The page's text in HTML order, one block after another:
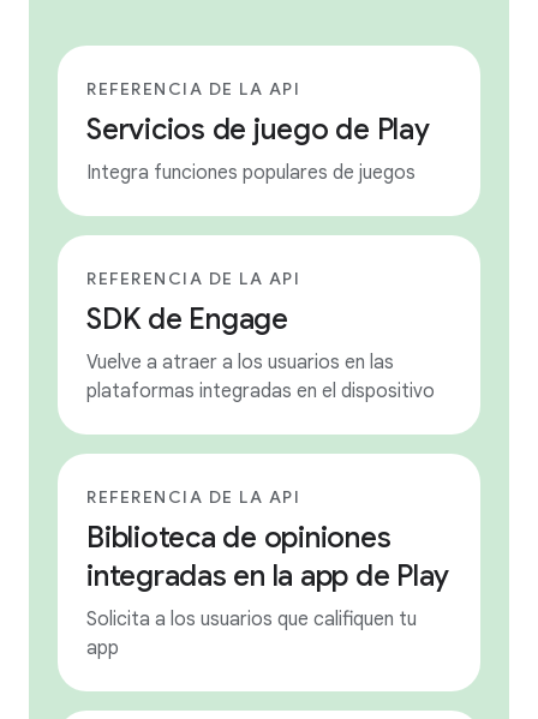
REFERENCIA DE LA API
Servicios de juego de Play
Integra funciones populares de juegos
REFERENCIA DE LA API
SDK de Engage
Vuelve a atraer a los usuarios en las
plataformas integradas en el dispositivo
REFERENCIA DE LA API
Biblioteca de opiniones
integradas en la app de Play
Solicita a los usuarios que califiquen tu
app